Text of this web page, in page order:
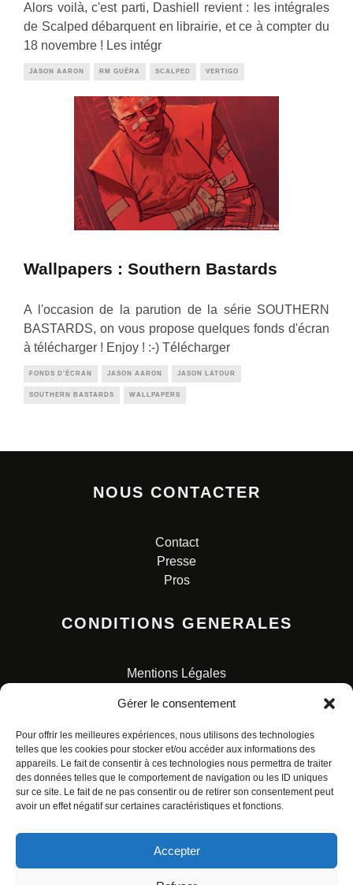
Gérer le consentement
Pour offrir les meilleures expériences, nous utilisons des technologies
telles que les cookies pour stocker et/ou accéder aux informations des
appareils. Le fait de consentir à ces technologies nous permettra de traiter
des données telles que le comportement de navigation ou les ID uniques
sur ce site. Le fait de ne pas consentir ou de retirer son consentement peut
avoir un effet négatif sur certaines caractéristiques et fonctions.
Accepter
Alors voilà, c'est parti, Dashiell revient : les intégrales
de Scalped débarquent en librairie, et ce à compter du
18 novembre ! Les intégr
JASON AARON RM GUÉRA SCALPED VERTIGO
Wallpapers : Southern Bastards
A l'occasion de la parution de la série SOUTHERN
BASTARDS, on vous propose quelques fonds d'écran
à télécharger ! Enjoy ! :-) Télécharger
FONDS D'ÉCRAN JASON AARON JASON LATOUR
SOUTHERN BASTARDS WALLPAPERS
NOUS CONTACTER
Contact
Presse
Pros
CONDITIONS GENERALES
Mentions Légales
Charte pour la protection des données personnelles